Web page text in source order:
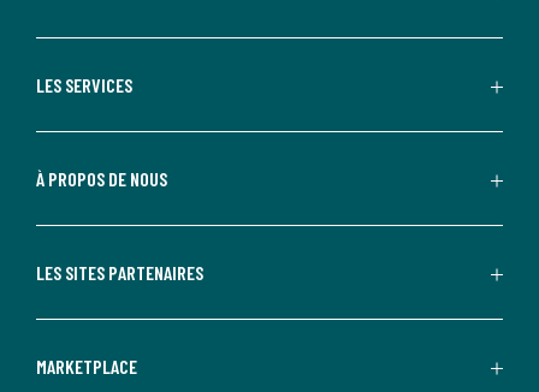
LES SERVICES
À PROPOS DE NOUS
LES SITES PARTENAIRES
MARKETPLACE